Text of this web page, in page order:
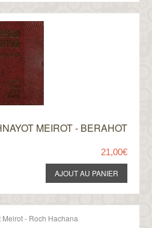
MEIROT - BERAHOT
21,00€